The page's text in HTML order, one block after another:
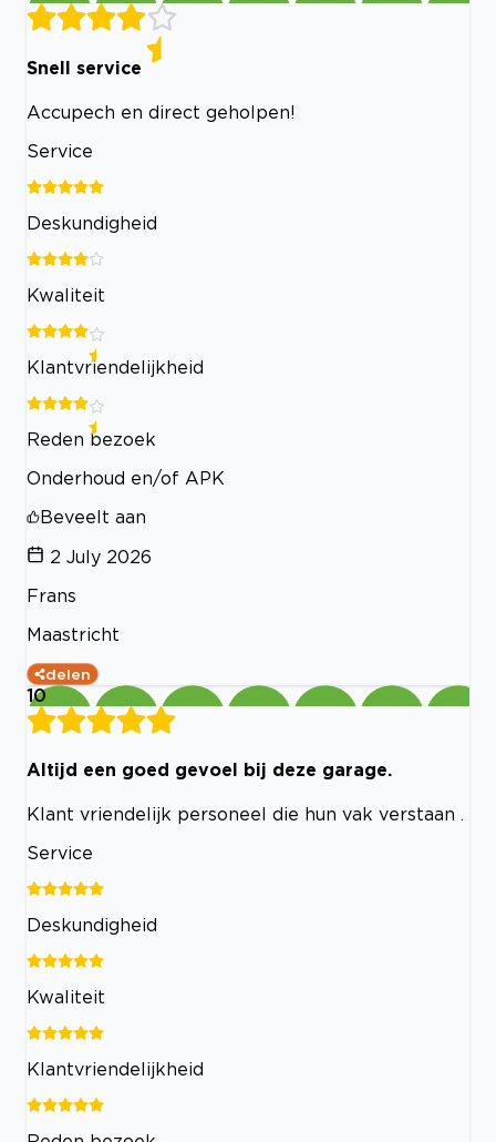
Snell service
Accupech en direct geholpen!
Service
Deskundigheid
Kwaliteit
Klantvriendelijkheid
Reden bezoek
Onderhoud en/of APK
Beveelt aan
2 July 2026
Frans
Maastricht
delen
10
Altijd een goed gevoel bij deze garage.
Klant vriendelijk personeel die hun vak verstaan .
Service
Deskundigheid
Kwaliteit
Klantvriendelijkheid